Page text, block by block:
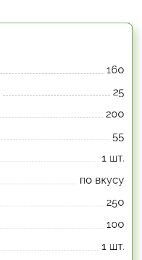
160
25
200
55
1 шт.
по вкусу
250
100
1 шт.